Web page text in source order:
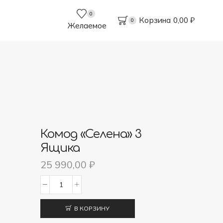
0
Желаемое
0 Корзина 0,00 ₽
Комод «Селена» 3
Ящика
25 990,00₽
товара
Комод
В КОРЗИНУ